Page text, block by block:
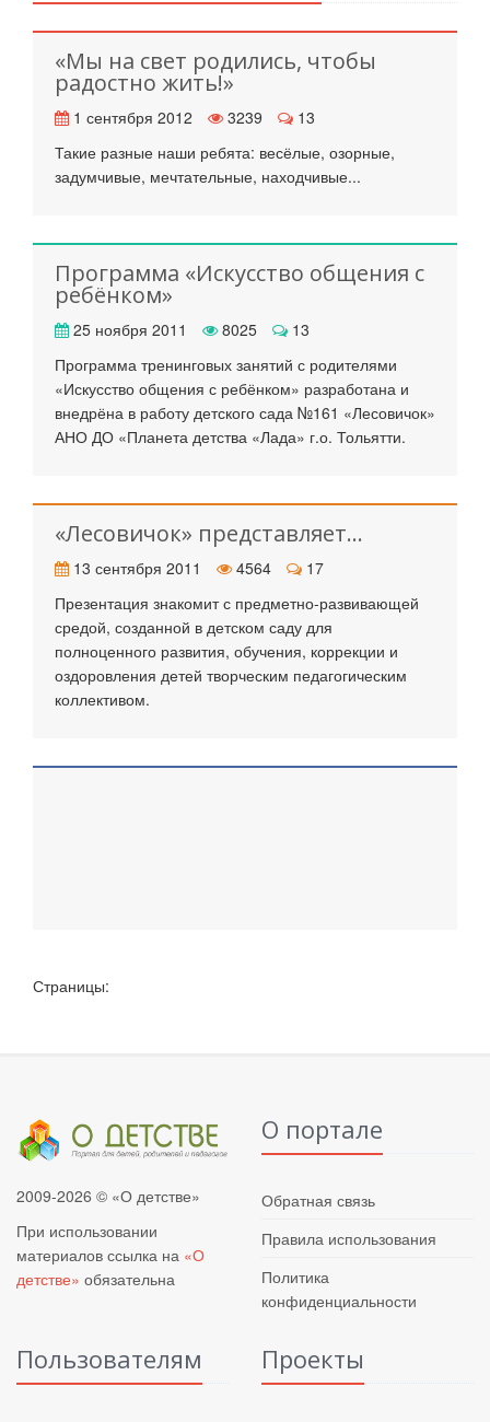
«Мы на свет родились, чтобы
радостно жить!»
1 сентября 2012 3239
13
Такие разные наши ребята: весёлые, озорные,
задумчивые, мечтательные, находчивые...
Программа «Искусство общения с
ребёнком»
25 ноября 2011 8025
13
Программа тренинговых занятий с родителями
«Искусство общения с ребёнком» разработана и
внедрёна в работу детского сада №161 «Лесовичок»
АНО ДО «Планета детства «Лада» г.о. Тольятти.
«Лесовичок» представляет...
13 сентября 2011 4564
17
Презентация знакомит с предметно-развивающей
средой, созданной в детском саду для
полноценного развития, обучения, коррекции и
оздоровления детей творческим педагогическим
коллективом.
Страницы:
2009-2026 © «О детстве»
При использовании
материалов ссылка на «О
детстве» обязательна
О портале
Обратная связь
Правила использования
Политика
конфиденциальности
Пользователям Проекты